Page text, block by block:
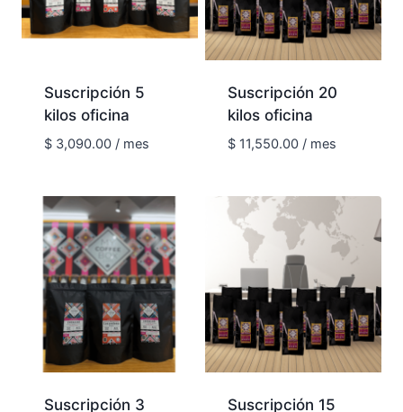
Suscripción 5
kilos oficina
$3,090.00 / mes
Suscripción 20
kilos oficina
$11,550.00 / mes
Suscripción 3 Suscripción 15